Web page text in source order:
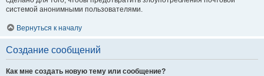
системой анонимными пользователями.
Вернуться к началу
Создание сообщений
Как мне создать новую тему или сообщение?